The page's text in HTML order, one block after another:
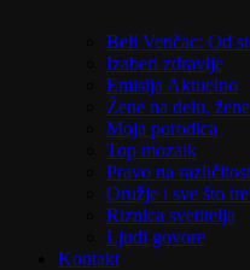
Beli Venčac: Od
Izaberi zdravlje
Emisija Aktuelno
Žene na delu,
Moja porodica
Top mozaik
Pravo na različitost
Oružje i sve što
Riznica svetitelja
Ljudi govore
Kontakt